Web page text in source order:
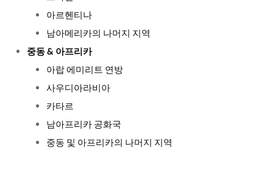
아르헨티나
남아메리카의 나머지 지역
중동 & 아프리카
아랍 에미리트 연방
사우디아라비아
카타르
남아프리카 공화국
중동 및 아프리카의 나머지 지역